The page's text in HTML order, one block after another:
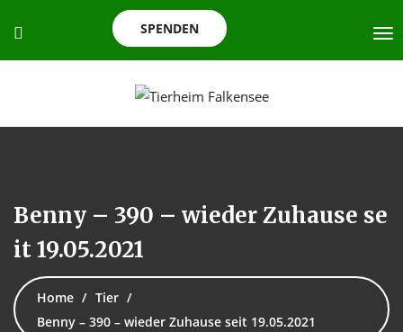
SPENDEN
Benny – 390 – wieder Zuhause se
it 19.05.2021
Home
Tier
Benny – 390 – wieder Zuhause seit 19.05.2021